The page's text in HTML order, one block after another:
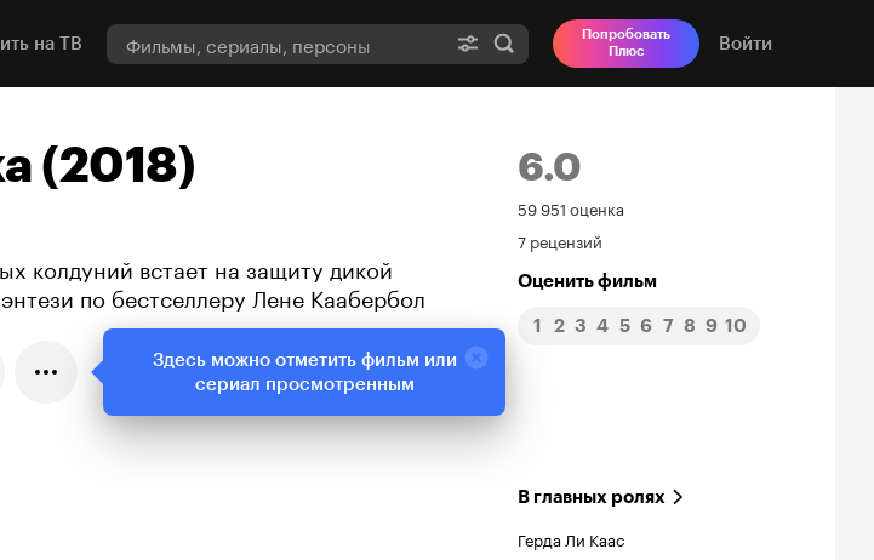
на ТВ
Попробовать
Плюс
Войти
(2018)
колдуний встает на защиту дикой
по бестселлеру Лене Каабербол
6.0
Рейтинг
Кинопоиска
6.0
59 951 оценка
7 рецензий
Оценить фильм
1 2 3 4 5 6 7 8 9 10
В главных ролях
Герда Ли Каас
Здесь можно отметить фильм или
сериал просмотренным